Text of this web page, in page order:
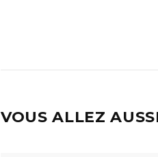
VOUS ALLEZ